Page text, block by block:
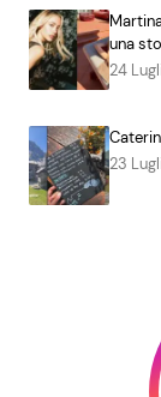
una
24
23